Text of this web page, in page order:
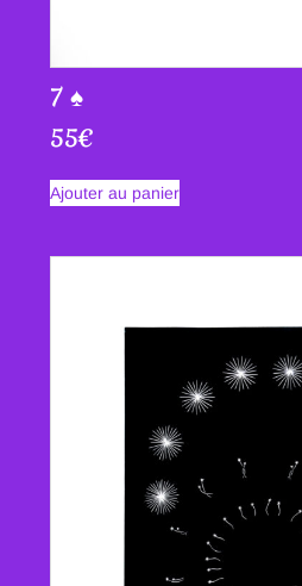
7 ♠
55€
Ajouter au panier